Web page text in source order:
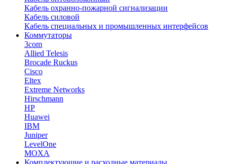
Кабель охранно-пожарной сигнализации
Кабель силовой
Кабель специальных и промышленных интерфейсов
Коммутаторы
3com
Allied Telesis
Brocade Ruckus
Cisco
Eltex
Extreme Networks
Hirschmann
HP
Huawei
IBM
Juniper
LevelOne
MOXA
Комплектующие и расходные материалы